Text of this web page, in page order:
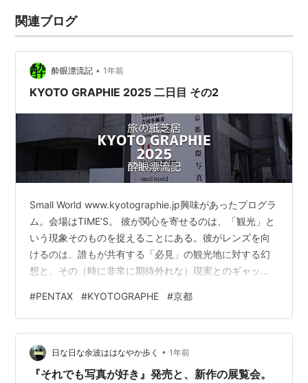
いろ話すことがで…
関連ブログ
酔眼漂流記 • 1年前
KYOTO GRAPHIE 2025 二日目 その2
Small World www.kyotographie.jp興味があったプログラ
ム。会場はTIME’S。 彼が関心を寄せるのは、「観光」と
いう現象そのものを捉えることにある。彼がレンズを向
けるのは、誰もが共有する「必見」の観光地に対する幻
想と、その（時に非常に期待外れな）現実とのギャップ
うか。今の京都もそうだけれど、観光客で溢れかえって
いる。もはや観光地は、そこの名物を観る事よりも、観
光客を見に行くに等しくなっている。マーティン・パー
は、それをシニカルにユーモラスに写している。彼の写
真はどれもヴィヴィットな色彩でとても好きな雰囲気
#PENTAX #KYOTOGRAPHE #京都
日な日な余波ははなやか歩く • 1年前
『それでも写真が好き』発売と、新作の展覧会。